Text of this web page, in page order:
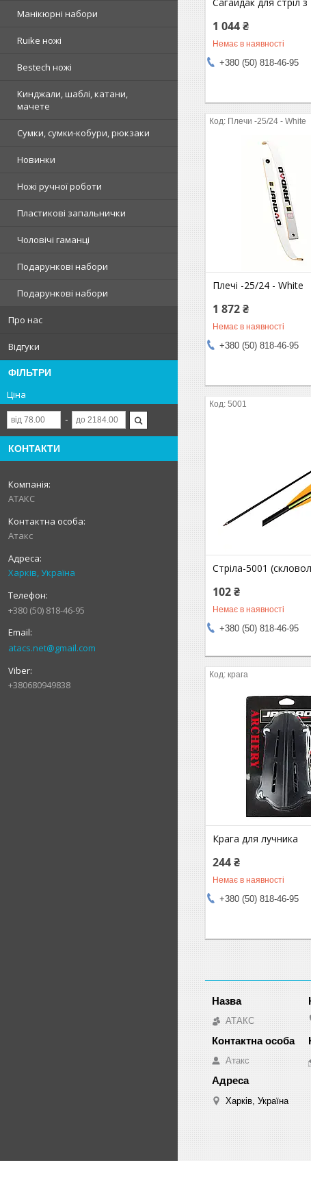
Манікюрні набори
Ruike ножі
Bestech ножі
Кинджали, шаблі, катани,
мачете
Сумки, сумки-кобури, рюкзаки
Новинки
Ножі ручної роботи
Пластикові запальнички
Чоловічі гаманці
Подарункові набори
Подарункові набори
Про нас
Відгуки
ФІЛЬТРИ
Ціна
КОНТАКТИ
АТАКС
Атакс
Харків, Україна
+380 (50) 818-46-95
atacs.net@gmail.com
+380680949838
1 044 ₴
Немає в наявності
+380 (50) 818-46-95
Плечи -25/24 - White
Плечі -25/24 - White
1 872 ₴
Немає в наявності
+380 (50) 818-46-95
5001
Стріла-5001
102 ₴
Немає в наявності
+380 (50) 818-46-95
крага
Крага для лучника
244 ₴
Немає в наявності
+380 (50) 818-46-95
АТАКС
Атакс
Харків, Україна